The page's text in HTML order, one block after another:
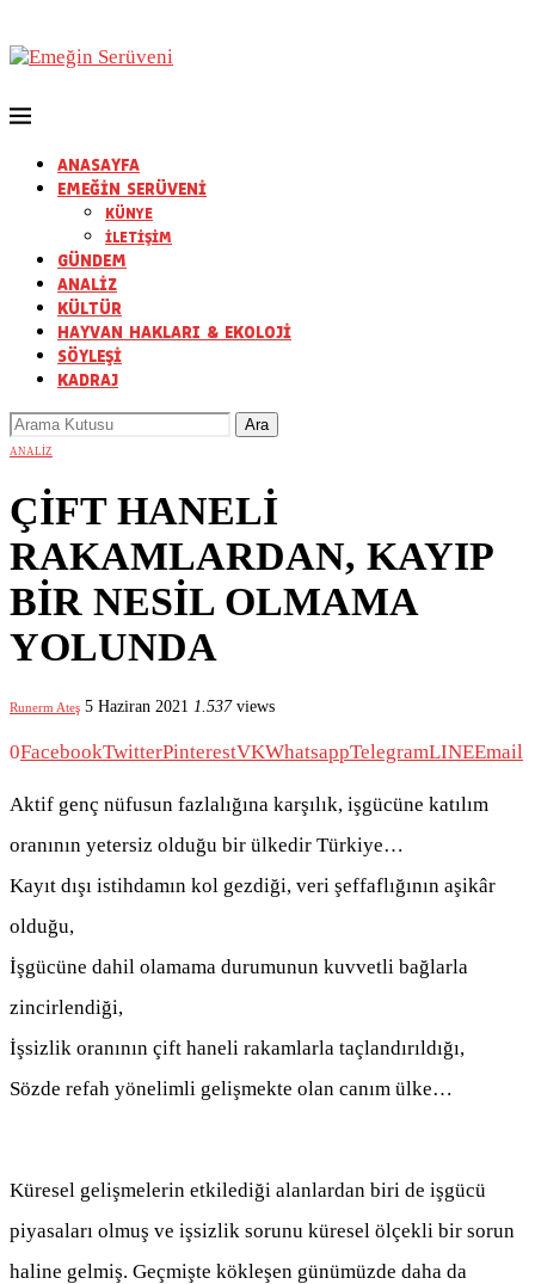
ANASAYFA
EMEĞİN SERÜVENİ
KÜNYE
İLETİŞİM
GÜNDEM
ANALİZ
KÜLTÜR
HAYVAN HAKLARI & EKOLOJİ
SÖYLEŞİ
KADRAJ
ANALİZ
ÇİFT HANELİ
RAKAMLARDAN, KAYIP
BİR NESİL OLMAMA
YOLUNDA
Runerm Ateş 5 Haziran 2021 1.537views
0FacebookTwitterPinterestVKWhatsappTelegramLINEEmail
Aktif genç nüfusun fazlalığına karşılık, işgücüne katılım
oranının yetersiz olduğu bir ülkedir Türkiye…
Kayıt dışı istihdamın kol gezdiği, veri şeffaflığının aşikâr
olduğu,
İşgücüne dahil olamama durumunun kuvvetli bağlarla
zincirlendiği,
İşsizlik oranının çift haneli rakamlarla taçlandırıldığı,
Sözde refah yönelimli gelişmekte olan canım ülke…
Küresel gelişmelerin etkilediği alanlardan biri de işgücü
piyasaları olmuş ve işsizlik sorunu küresel ölçekli bir sorun
haline gelmiş. Geçmişte kökleşen günümüzde daha da